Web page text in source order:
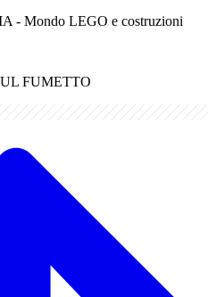
- Mondo LEGO e costruzioni
FUMETTO